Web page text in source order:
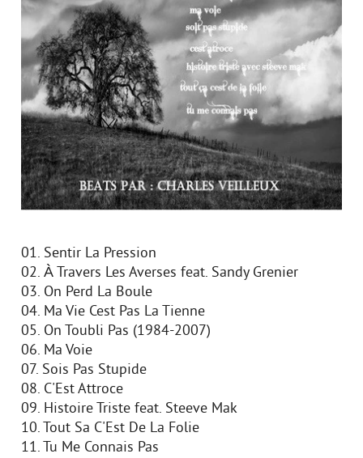
01. Sentir La Pression
02. À Travers Les Averses feat. Sandy Grenier
03. On Perd La Boule
04. Ma Vie Cest Pas La Tienne
05. On Toubli Pas (1984-2007)
06. Ma Voie
07. Sois Pas Stupide
08. C'Est Attroce
09. Histoire Triste feat. Steeve Mak
10. Tout Sa C'Est De La Folie
11. Tu Me Connais Pas